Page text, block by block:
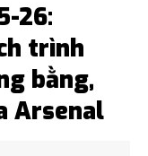
26:
trình
bằng,
Arsenal